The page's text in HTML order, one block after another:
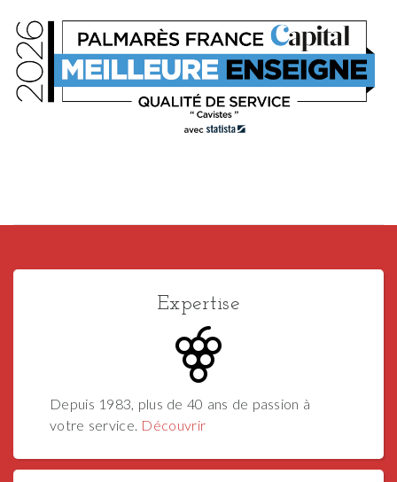
Expertise
Depuis 1983, plus de 40 ans de passion à
votre service. Découvrir